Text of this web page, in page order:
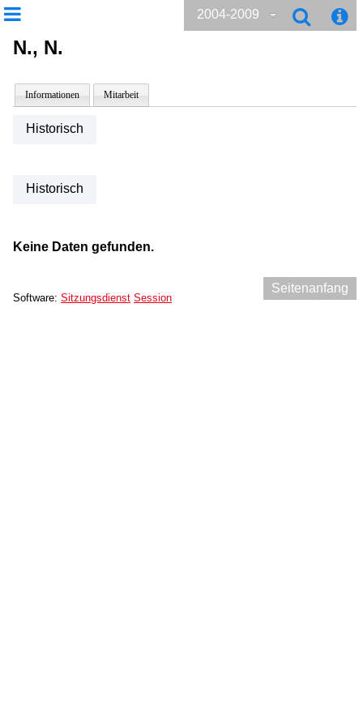
2004-2009
N., N.
Informationen Mitarbeit
Historisch
Historisch
Keine Daten gefunden.
Seitenanfang
Software: Sitzungsdienst Session